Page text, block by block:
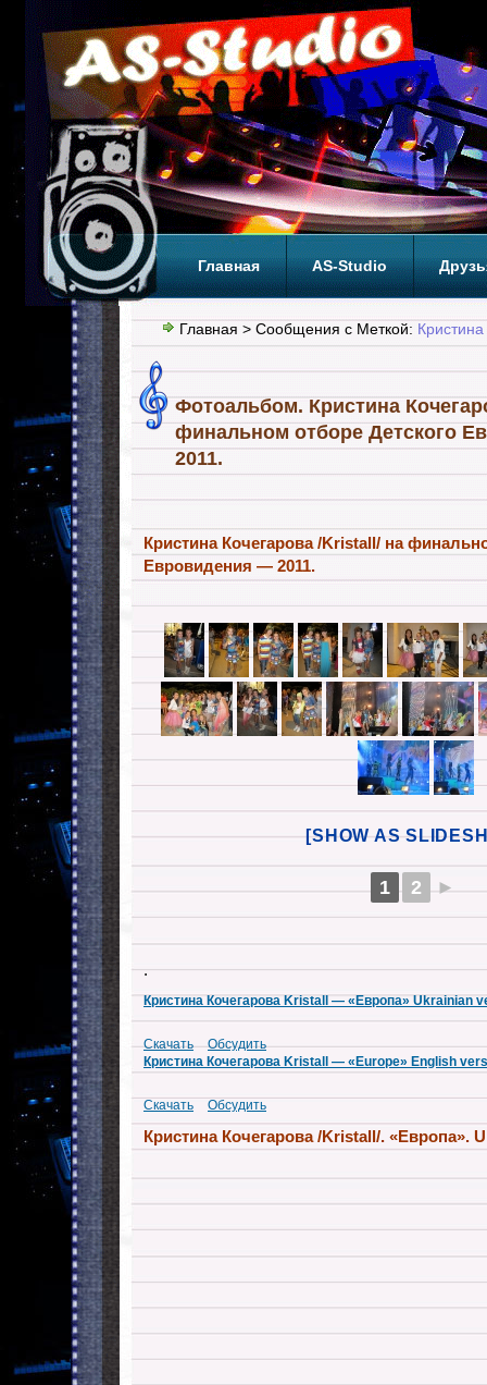
Главная AS-Studio
Теги ТОП
Главная > Сообщения с Меткой:
Фотоальбом. Кристина
финальном отборе Детского
2011.
Кристина Кочегарова /Kristall/ на
Евровидения — 2011.
[SHOW AS
1 2 ►
.
Кристина Кочегарова Kristall — «Европа» Ukrainian
Скачать
Обсудить
Кристина Кочегарова Kristall — «Europe» English
Скачать Обсудить
Кристина Кочегарова /Kristall/. «Европа».